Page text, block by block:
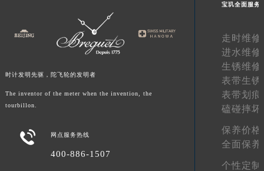
湖南省湘潭市雨湖区莲城大道宝玑售后服务中心（需提前预约）
湖南省益阳市赫山区桃花仑路宝玑售后服务中心（需提前预约）
湖南省岳阳市岳阳楼区东茅岭路宝玑售后服务中心（需提前预约）
湖南省张家界市永定区解放路宝玑售后服务中心（需提前预约）
湖南省长沙市芙蓉区建湘路393号世茂环球金融中心写字楼10层1013室宝玑售后服务中心（需提前预约）
湖南省株洲市芦淞区建设南路宝玑售后服务中心（需提前预约）
甘肃省白银市白银区北京路宝玑售后服务中心（需提前预约）
甘肃省定西市安定区解放路宝玑售后服务中心（需提前预约）
时计发明先驱，陀飞轮的发明者
The inventor of the meter when the invention, the
tourbillon.
 网点服务热线
400-886-1507
宝玑全面服务
走时维修
进水维修
生锈维修
表带生锈
表带划痕
磕碰摔坏
保养价格
全面保养
个性定制